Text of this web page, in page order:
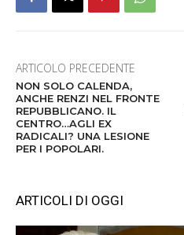
ARTICOLO PRECEDENTE
NON SOLO CALENDA,
ANCHE RENZI NEL FRONTE
REPUBBLICANO. IL
CENTRO…AGLI EX
RADICALI? UNA LESIONE
PER I POPOLARI.
ARTICOLI DI OGGI